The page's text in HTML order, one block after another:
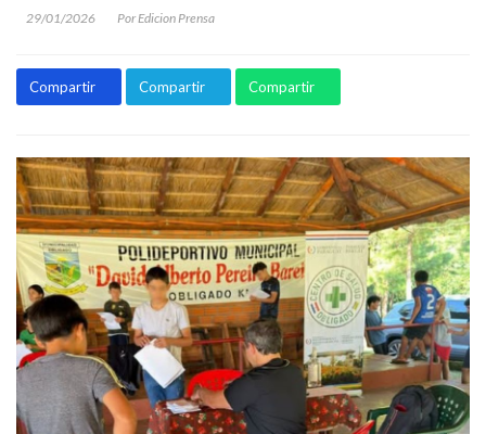
29/01/2026 Por Edicion Prensa
Compartir Compartir Compartir